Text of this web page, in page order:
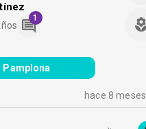
1
Pamplona
hace 8 meses